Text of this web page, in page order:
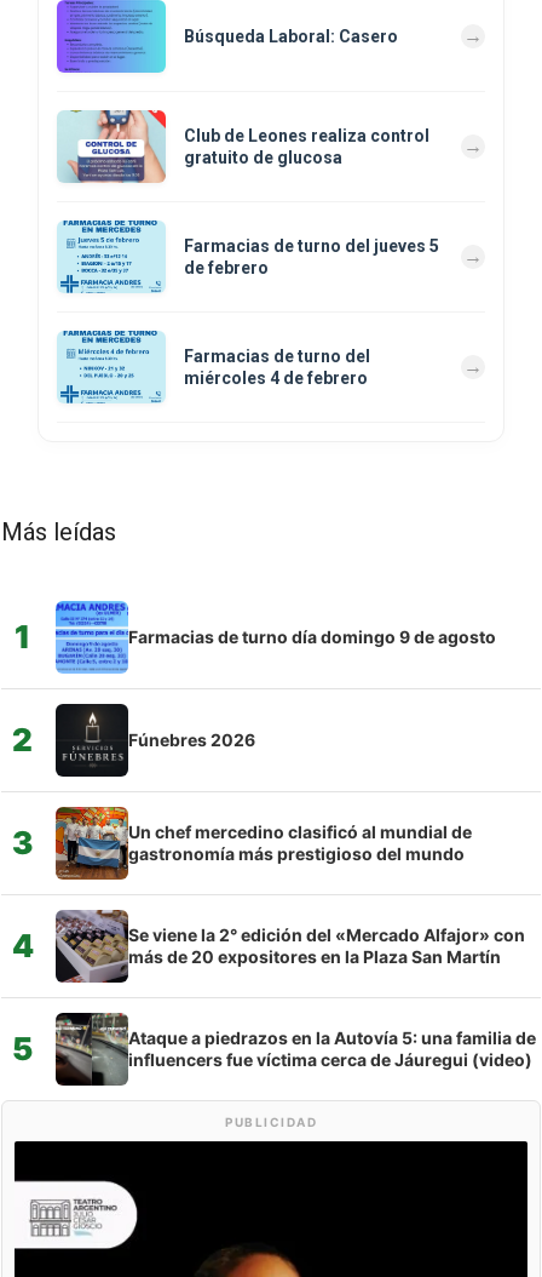
Búsqueda Laboral: Casero
Club de Leones realiza control
gratuito de glucosa
Farmacias de turno del jueves 5
de febrero
Farmacias de turno del
miércoles 4 de febrero
Más leídas
1 Farmacias de turno día domingo 9 de agosto
2 Fúnebres 2026
3
Un chef mercedino clasificó al mundial de
gastronomía más prestigioso del mundo
4
Se viene la 2° edición del «Mercado Alfajor» con
más de 20 expositores en la Plaza San Martín
5
Ataque a piedrazos en la Autovía 5: una familia de
influencers fue víctima cerca de Jáuregui (video)
PUBLICIDAD